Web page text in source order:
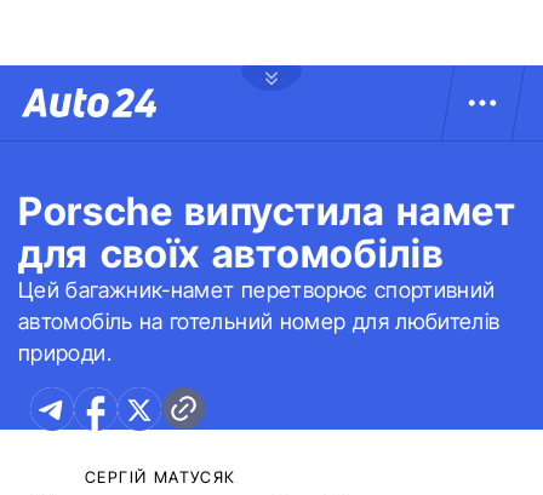
Porsche випустила намет
для своїх автомобілів
Цей багажник-намет перетворює спортивний
автомобіль на готельний номер для любителів
природи.
СЕРГІЙ МАТУСЯК